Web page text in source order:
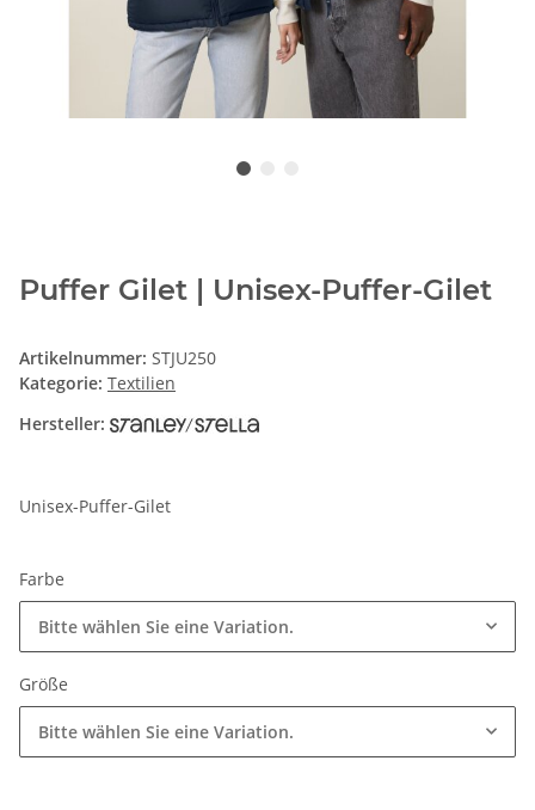
Puffer Gilet | Unisex-Puffer-Gilet
Artikelnummer: STJU250
Kategorie: Textilien
Hersteller:
Unisex-Puffer-Gilet
Farbe
Bitte wählen Sie eine Variation.
Größe
Bitte wählen Sie eine Variation.